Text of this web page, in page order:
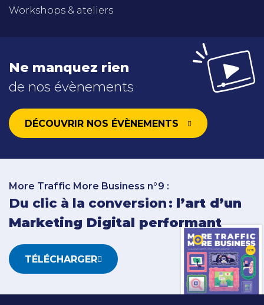
Workshops & ateliers
Ne manquez rien
de nos évènements
DÉCOUVRIR NOS ÉVÈNEMENTS
More Traffic More Business n°9 :
Du clic à la conversion : l’art d’un
Marketing Digital performant
TÉLÉCHARGER